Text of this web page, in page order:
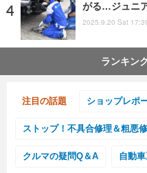
がる…ジュニ
2025.9.20 Sat
ランキン
注目の話題 ショップレポ
ストップ！不具合修理＆粗悪
クルマの疑問Q＆A 自動